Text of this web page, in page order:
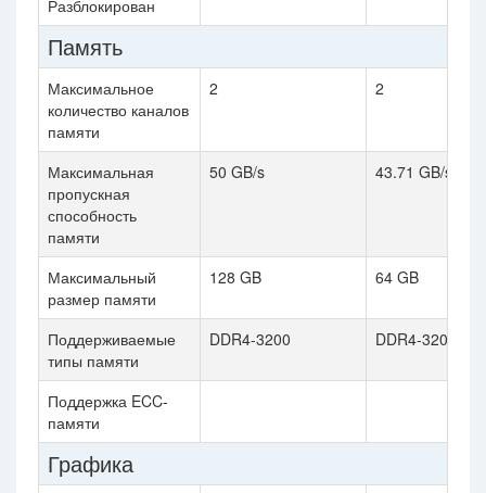
Разблокирован
Память
Максимальное
количество каналов
памяти
2 2
Максимальная
пропускная
способность
памяти
50 GB/s 43.71 GB/s
Максимальный
размер памяти
128 GB 64 GB
Поддерживаемые
типы памяти
DDR4-3200 DDR4-3200
Поддержка ECC-
памяти
Графика